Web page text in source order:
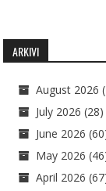
ARKIVI
August 2026
July 2026 (28)
June 2026
May 2026
April 2026